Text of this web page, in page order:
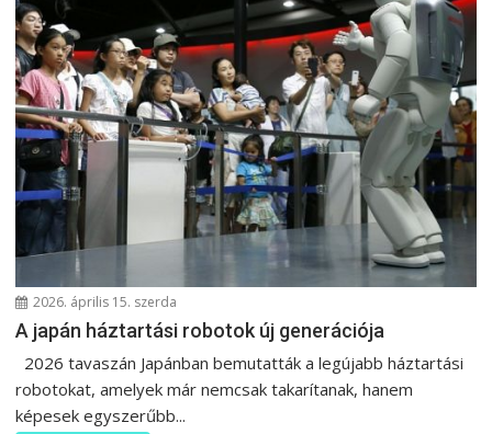
2026. április 15. szerda
A japán háztartási robotok új generációja
2026 tavaszán Japánban bemutatták a legújabb háztartási
robotokat, amelyek már nemcsak takarítanak, hanem
képesek egyszerűbb...